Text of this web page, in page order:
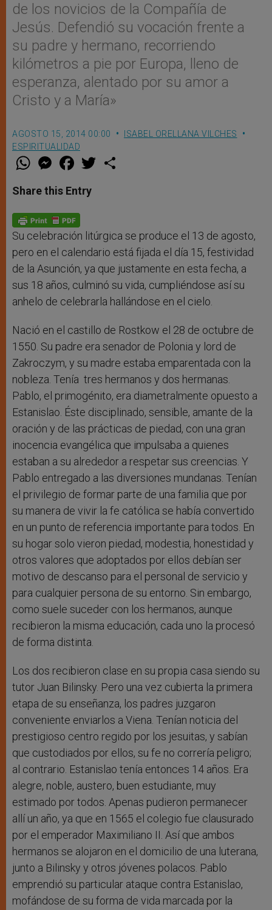
de los novicios de la Compañía de
Jesús. Defendió su vocación frente a
su padre y hermano, recorriendo
kilómetros a pie por Europa, lleno de
esperanza, alentado por su amor a
Cristo y a María»
AGOSTO 15, 2014 00:00
ISABEL ORELLANA VILCHES
ESPIRITUALIDAD
W
t
s
p
p
M
e
s
e
g
e
r
F
a
e
b
o
k
w
Share this Entry
Su celebración litúrgica se produce el 13 de agosto,
pero en el calendario está fijada el día 15, festividad
de la Asunción, ya que justamente en esta fecha, a
sus 18 años, culminó su vida, cumpliéndose así su
anhelo de celebrarla hallándose en el cielo.
Nació en el castillo de Rostkow el 28 de octubre de
1550. Su padre era senador de Polonia y lord de
Zakroczym, y su madre estaba emparentada con la
nobleza. Tenía tres hermanos y dos hermanas.
Pablo, el primogénito, era diametralmente opuesto a
Estanislao. Éste disciplinado, sensible, amante de la
oración y de las prácticas de piedad, con una gran
inocencia evangélica que impulsaba a quienes
estaban a su alrededor a respetar sus creencias. Y
Pablo entregado a las diversiones mundanas. Tenían
el privilegio de formar parte de una familia que por
su manera de vivir la fe católica se había convertido
en un punto de referencia importante para todos. En
su hogar solo vieron piedad, modestia, honestidad y
otros valores que adoptados por ellos debían ser
motivo de descanso para el personal de servicio y
para cualquier persona de su entorno. Sin embargo,
como suele suceder con los hermanos, aunque
recibieron la misma educación, cada uno la procesó
de forma distinta.
Los dos recibieron clase en su propia casa siendo su
tutor Juan Bilinsky. Pero una vez cubierta la primera
etapa de su enseñanza, los padres juzgaron
conveniente enviarlos a Viena. Tenían noticia del
prestigioso centro regido por los jesuitas, y sabían
que custodiados por ellos, su fe no correría peligro;
al contrario. Estanislao tenía entonces 14 años. Era
alegre, noble, austero, buen estudiante, muy
estimado por todos. Apenas pudieron permanecer
allí un año, ya que en 1565 el colegio fue clausurado
por el emperador Maximiliano II. Así que ambos
hermanos se alojaron en el domicilio de una luterana,
junto a Bilinsky y otros jóvenes polacos. Pablo
emprendió su particular ataque contra Estanislao,
mofándose de su forma de vida marcada por la